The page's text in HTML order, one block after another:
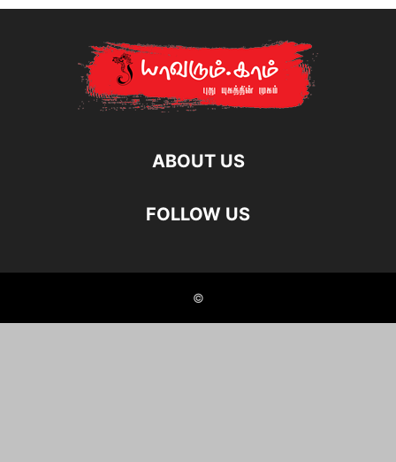
ABOUT US
FOLLOW US
©